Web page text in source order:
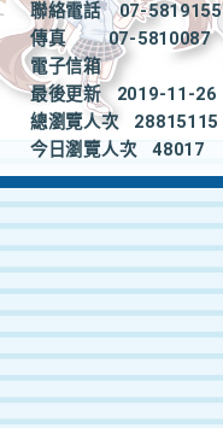
聯絡電話
07-5819155
傳真
07-5810087
電子信箱
最後更新
2019-11-26
總瀏覽人次
28815115
今日瀏覽人次
48017